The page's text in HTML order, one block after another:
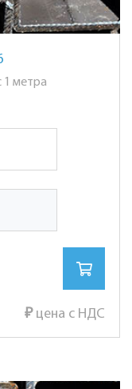
1 метра
₽цена с НДС